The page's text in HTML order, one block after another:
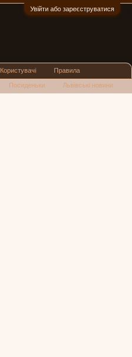
Увійти або зареєструватися
Користувачі Правила
Посиденьки Львівські новини